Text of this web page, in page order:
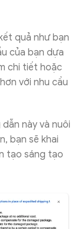
quả như bạn
của bạn dựa
chi tiết hoặc
với nhu cầu
này và nuôi
bạn sẽ khai
tạo sáng tạo